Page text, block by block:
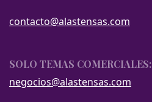
contacto@alastensas.com
SOLO TEMAS COMERCIALES:
negocios@alastensas.com